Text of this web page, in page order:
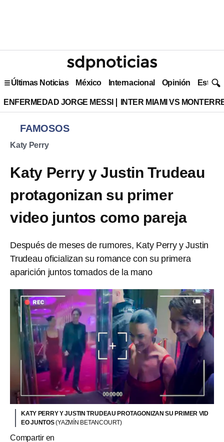
Últimas Noticias México Internacional Opinión Estilo
ENFERMEDAD JORGE MESSI INTER MIAMI VS
FAMOSOS
Katy Perry
Katy Perry y Justin Trudeau
protagonizan su primer
video juntos como pareja
Después de meses de rumores, Katy Perry y Justin
Trudeau oficializan su romance con su primera
aparición juntos tomados de la mano
KATY PERRY Y JUSTIN TRUDEAU PROTAGONIZAN SU PRIMER VID
EO JUNTOS(YAZMÍN BETANCOURT)
Compartir en